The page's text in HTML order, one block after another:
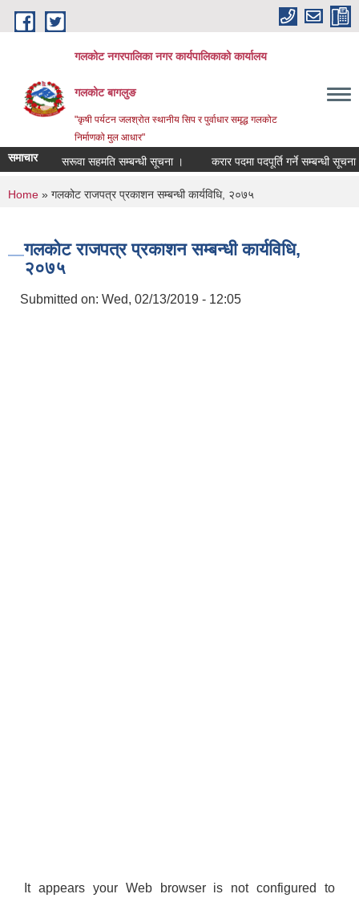
Skip to main content
गलकोट नगरपालिका नगर कार्यपालिकाको कार्यालय
गलकोट बागलुङ
"कृषी पर्यटन जलश्रोत स्थानीय सिप र पुर्वाधार समृद्ध गलकोट
निर्माणको मुल आधार"
समाचार सरूवा सहमति सम्बन्धी सूचना । करार पदमा पदपूर्ति गर्ने सम्बन्धी सूचना ।
You are here
Home » गलकोट राजपत्र प्रकाशन सम्बन्धी कार्यविधि, २०७५
गलकोट राजपत्र प्रकाशन सम्बन्धी कार्यविधि,
२०७५
Submitted on: Wed, 02/13/2019 - 12:05
It appears your Web browser is not configured to